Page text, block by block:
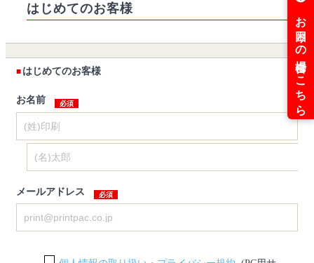
はじめてのお客様
はじめてのお客様
お名前
メールアドレス